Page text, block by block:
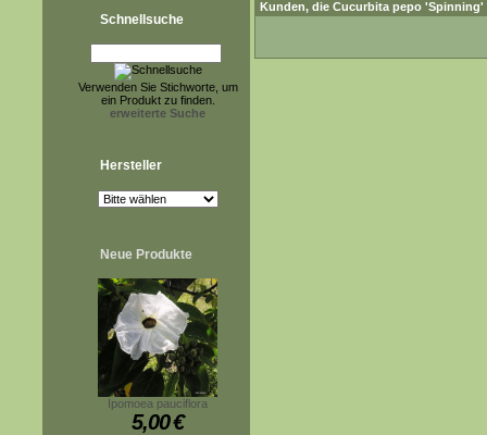
Schnellsuche
Verwenden Sie Stichworte, um
ein Produkt zu finden.
erweiterte Suche
Hersteller
Neue Produkte
Ipomoea pauciflora
5,00€
Kunden, die Cucurbita pepo 'Spinning'